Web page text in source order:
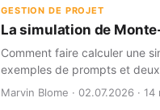
GESTION DE PROJET
La simulation de
Comment faire calculer une
exemples de prompts et
Marvin Blome · 02.07.2026 ·